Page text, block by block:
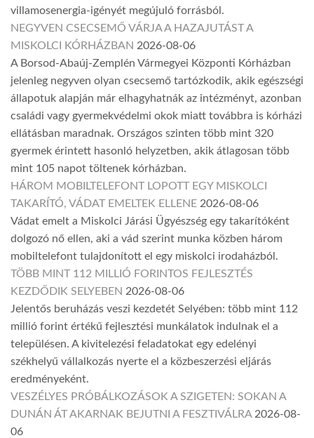
villamosenergia-igényét megújuló forrásból.
NEGYVEN CSECSEMŐ VÁRJA A HAZAJUTÁST A
MISKOLCI KÓRHÁZBAN 2026-08-06
A Borsod-Abaúj-Zemplén Vármegyei Központi Kórházban
jelenleg negyven olyan csecsemő tartózkodik, akik egészségi
állapotuk alapján már elhagyhatnák az intézményt, azonban
családi vagy gyermekvédelmi okok miatt továbbra is kórházi
ellátásban maradnak. Országos szinten több mint 320
gyermek érintett hasonló helyzetben, akik átlagosan több
mint 105 napot töltenek kórházban.
HÁROM MOBILTELEFONT LOPOTT EGY MISKOLCI
TAKARÍTÓ, VÁDAT EMELTEK ELLENE 2026-08-06
Vádat emelt a Miskolci Járási Ügyészség egy takarítóként
dolgozó nő ellen, aki a vád szerint munka közben három
mobiltelefont tulajdonított el egy miskolci irodaházból.
TÖBB MINT 112 MILLIÓ FORINTOS FEJLESZTÉS
KEZDŐDIK SELYEBEN 2026-08-06
Jelentős beruházás veszi kezdetét Selyében: több mint 112
millió forint értékű fejlesztési munkálatok indulnak el a
településen. A kivitelezési feladatokat egy edelényi
székhelyű vállalkozás nyerte el a közbeszerzési eljárás
eredményeként.
VESZÉLYES PRÓBÁLKOZÁSOK A SZIGETEN: SOKAN A
DUNÁN ÁT AKARNAK BEJUTNI A FESZTIVÁLRA 2026-08-
06